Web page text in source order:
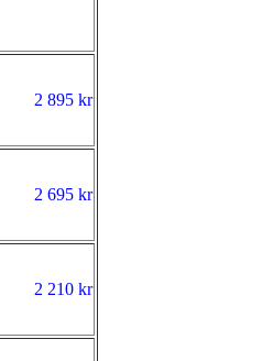
2 895 kr
2 695 kr
2 210 kr